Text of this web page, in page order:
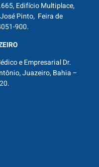
Edifício Multiplace,
Pinto, Feira de
900.
e Empresarial Dr.
Juazeiro, Bahia –